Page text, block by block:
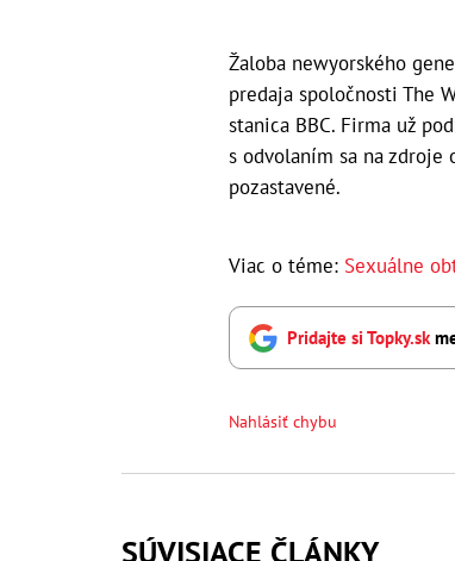
Žaloba newyorského
predaja spoločnosti The
stanica BBC. Firma už
s odvolaním sa na zdroje
pozastavené.
Viac o téme: Sexuálne
Pridajte si Topky.sk
Nahlásiť chybu
SÚVISIACE ČLÁNKY